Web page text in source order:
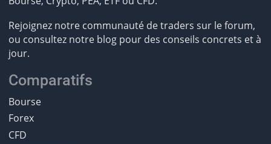
Rejoignez notre communauté de traders sur le forum,
ou consultez notre blog pour des conseils concrets et à
jour.
Comparatifs
Bourse
Forex
CFD